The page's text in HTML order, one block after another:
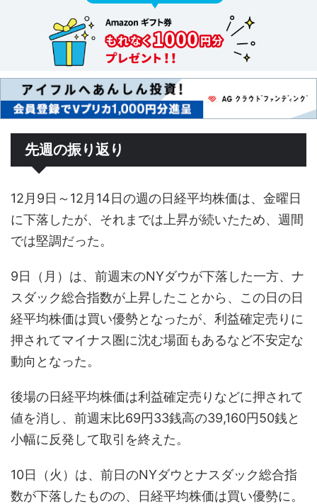
先週の振り返り
12月9日～12月14日の週の日経平均株価は、金曜日
に下落したが、それまでは上昇が続いたため、週間
では堅調だった。
9日（月）は、前週末のNYダウが下落した一方、ナ
スダック総合指数が上昇したことから、この日の日
経平均株価は買い優勢となったが、利益確定売りに
押されてマイナス圏に沈む場面もあるなど不安定な
動向となった。
後場の日経平均株価は利益確定売りなどに押されて
値を消し、前週末比69円33銭高の39,160円50銭と
小幅に反発して取引を終えた。
10日（火）は、前日のNYダウとナスダック総合指
数が下落したものの、日経平均株価は買い優勢に。